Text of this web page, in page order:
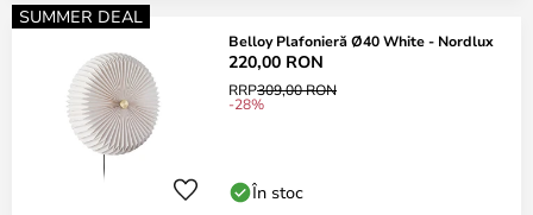
SUMMER DEAL
Belloy Plafonieră Ø40 White - Nordlux
220,00 RON
RRP309,00 RON
-28%
În stoc